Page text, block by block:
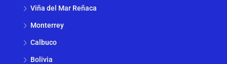
Viña del Mar Reñaca
Monterrey
Calbuco
Bolivia